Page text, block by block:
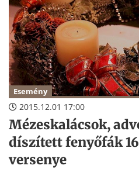
Esemény
2015.12.01 17:00
Mézeskalácsok,
díszített fenyőfák
versenye